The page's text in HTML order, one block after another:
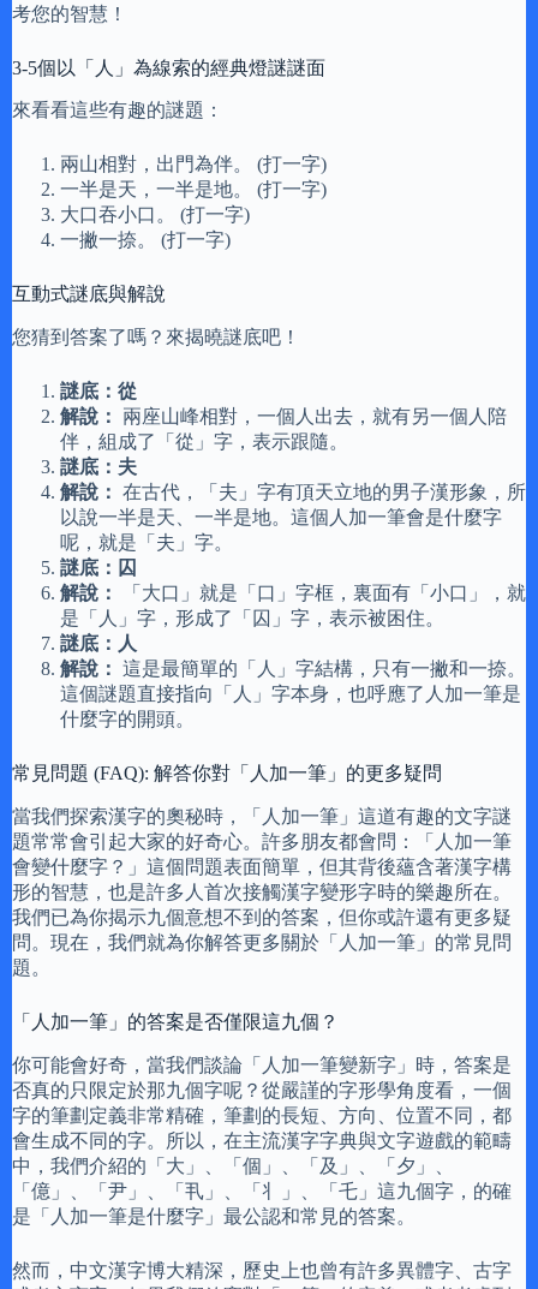
考您的智慧！
3-5個以「人」為線索的經典燈謎謎面
來看看這些有趣的謎題：
兩山相對，出門為伴。 (打一字)
一半是天，一半是地。 (打一字)
大口吞小口。 (打一字)
一撇一捺。 (打一字)
互動式謎底與解說
您猜到答案了嗎？來揭曉謎底吧！
謎底：從
解說：
兩座山峰相對，一個人出去，就有另一個人陪
伴，組成了「從」字，表示跟隨。
謎底：夫
解說： 在古代，「夫」字有頂天立地的男子漢形象，所
以說一半是天、一半是地。這個人加一筆會是什麼字
呢，就是「夫」字。
謎底：囚
解說：
「大口」就是「口」字框，裏面有「小口」，就
是「人」字，形成了「囚」字，表示被困住。
謎底：人
解說： 這是最簡單的「人」字結構，只有一撇和一捺。
這個謎題直接指向「人」字本身，也呼應了人加一筆是
什麼字的開頭。
常見問題 (FAQ): 解答你對「人加一筆」的更多疑問
當我們探索漢字的奧秘時，「人加一筆」這道有趣的文字謎
題常常會引起大家的好奇心。許多朋友都會問：「人加一筆
會變什麼字？」這個問題表面簡單，但其背後蘊含著漢字構
形的智慧，也是許多人首次接觸漢字變形字時的樂趣所在。
我們已為你揭示九個意想不到的答案，但你或許還有更多疑
問。現在，我們就為你解答更多關於「人加一筆」的常見問
題。
「人加一筆」的答案是否僅限這九個？
你可能會好奇，當我們談論「人加一筆變新字」時，答案是
否真的只限定於那九個字呢？從嚴謹的字形學角度看，一個
字的筆劃定義非常精確，筆劃的長短、方向、位置不同，都
會生成不同的字。所以，在主流漢字字典與文字遊戲的範疇
中，我們介紹的「大」、「個」、「及」、「夕」、
「億」、「尹」、「丮」、「丬」、「乇」這九個字，的確
是「人加一筆是什麼字」最公認和常見的答案。
然而，中文漢字博大精深，歷史上也曾有許多異體字、古字